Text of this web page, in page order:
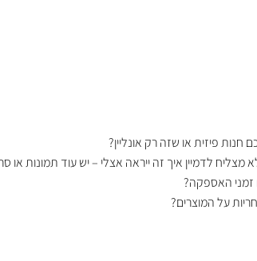
חנות פיזית או שזה רק אונליין?
מצליח לדמיין איך זה ייראה אצלי – יש עוד תמונות או
האספקה?
על המוצרים?